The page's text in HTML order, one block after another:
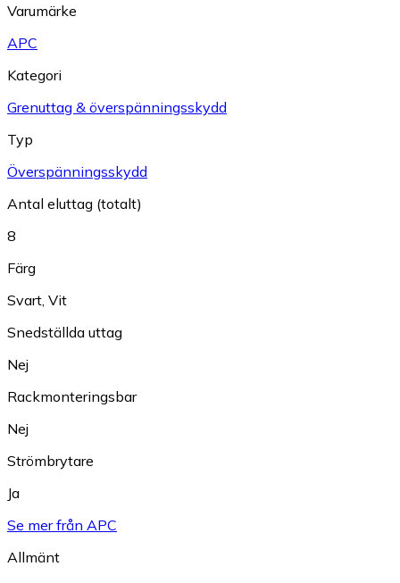
Varumärke
APC
Kategori
Grenuttag & överspänningsskydd
Typ
Överspänningsskydd
Antal eluttag (totalt)
8
Färg
Svart Vit
Snedställda uttag
Nej
Rackmonteringsbar
Nej
Strömbrytare
Ja
Se mer från APC
Allmänt